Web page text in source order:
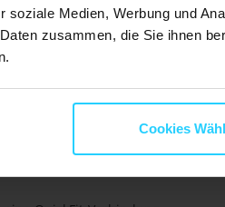
soziale Medien, Werbung und
zusammen, die Sie ihnen
Cookies
möchte. Die
gefertigt ist. Der
Outfit kombinieren lässt.
Arbeit. Dieses Armband gibt